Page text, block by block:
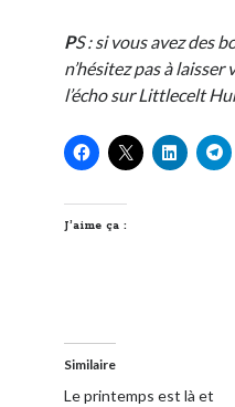
PS : si vous avez des
n’hésitez pas à laisser
l’écho sur Littlecelt
J’aime ça :
Similaire
Le printemps est là et